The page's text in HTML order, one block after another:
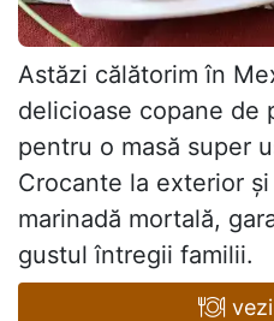
Astăzi călătorim în
delicioase copane de
pentru o masă super
Crocante la exterior
marinadă mortală,
gustul întregii familii.